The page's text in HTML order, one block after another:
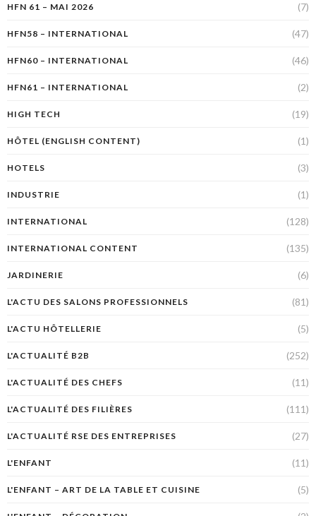
HFN 61 – MAI 2026 (7)
HFN58 – INTERNATIONAL (47)
HFN60 – INTERNATIONAL (46)
HFN61 – INTERNATIONAL (2)
HIGH TECH (19)
HÔTEL (ENGLISH CONTENT) (1)
HOTELS (3)
INDUSTRIE (1)
INTERNATIONAL (128)
INTERNATIONAL CONTENT (135)
JARDINERIE (6)
L'ACTU DES SALONS PROFESSIONNELS (81)
L'ACTU HÔTELLERIE (5)
L'ACTUALITÉ B2B (252)
L'ACTUALITÉ DES CHEFS (11)
L'ACTUALITÉ DES FILIÈRES (111)
L'ACTUALITÉ RSE DES ENTREPRISES (27)
L'ENFANT (11)
L'ENFANT – ART DE LA TABLE ET CUISINE (5)